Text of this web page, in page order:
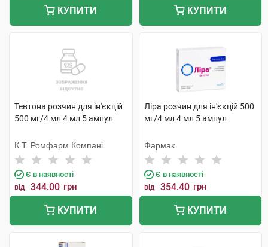
КУПИТИ КУПИТИ
Тевтона розчин для ін'єкцій
500 мг/4 мл 4 мл 5 ампул
К.Т. Ромфарм Компані
Є в наявності
від 344.00 грн
КУПИТИ
Ліра розчин для ін'єкцій 500
мг/4 мл 4 мл 5 ампул
Фармак
Є в наявності
від 354.40 грн
КУПИТИ